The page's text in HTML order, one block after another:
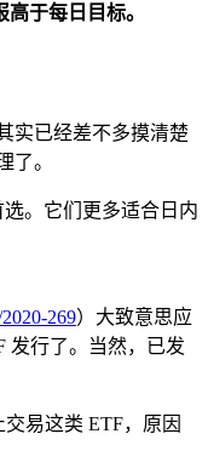
于每日目标。
实已经差不多摸清楚
了。
。它们更多适合日内
269）大致意思应
发行了。当然，已发
交易这类 ETF，原因